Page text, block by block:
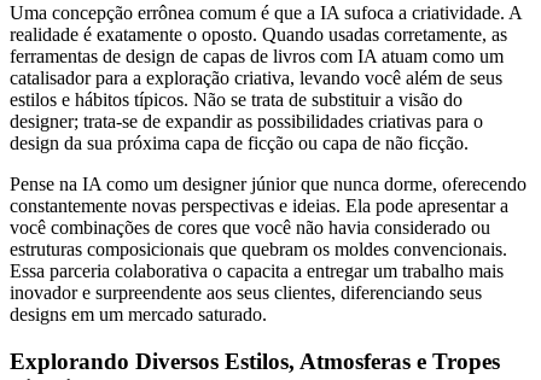
Uma concepção errônea comum é que a IA sufoca a criatividade. A
realidade é exatamente o oposto. Quando usadas corretamente, as
ferramentas de design de capas de livros com IA atuam como um
catalisador para a exploração criativa, levando você além de seus
estilos e hábitos típicos. Não se trata de substituir a visão do
designer; trata-se de expandir as possibilidades criativas para o
design da sua próxima capa de ficção ou capa de não ficção.
Pense na IA como um designer júnior que nunca dorme, oferecendo
constantemente novas perspectivas e ideias. Ela pode apresentar a
você combinações de cores que você não havia considerado ou
estruturas composicionais que quebram os moldes convencionais.
Essa parceria colaborativa o capacita a entregar um trabalho mais
inovador e surpreendente aos seus clientes, diferenciando seus
designs em um mercado saturado.
Explorando Diversos Estilos, Atmosferas e Tropes